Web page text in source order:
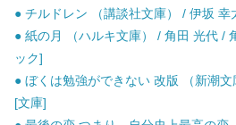
● チルドレン （講談社文庫） / 伊坂 幸
● 紙の月 （ハルキ文庫） / 角田 光代 /
ック]
● ぼくは勉強ができない 改版 （新潮
[文庫]